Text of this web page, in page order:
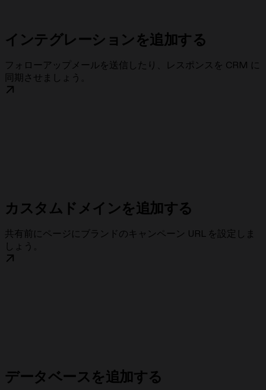
インテグレーションを追加する
フォローアップメールを送信したり、レスポンスを CRM に
同期させましょう。
カスタムドメインを追加する
共有前にページにブランドのキャンペーン URL を設定しま
しょう。
データベースを追加する